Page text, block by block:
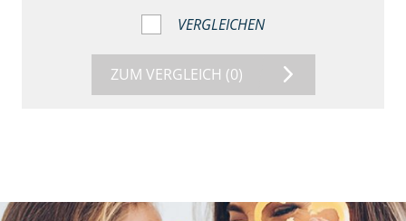
VERGLEICHEN
ZUM VERGLEICH (0)